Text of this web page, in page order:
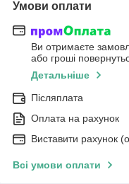
Умови оплати
Ви отримаєте
або гроші
Детальніше
Післяплата
Оплата на рахунок
Виставити рахунок
Всі умови оплати